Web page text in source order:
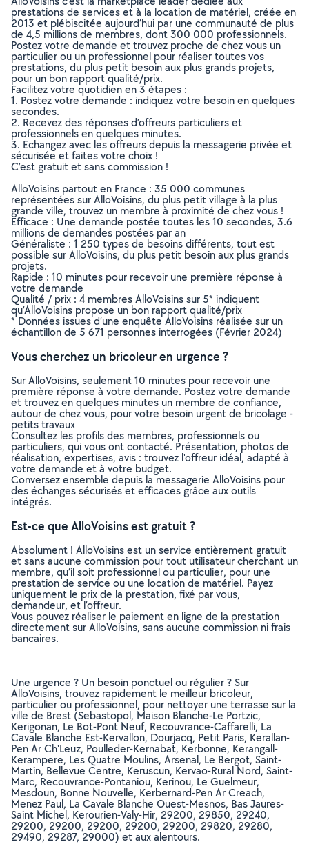
prestations de services et à la location de matériel, créée en
2013 et plébiscitée aujourd’hui par une communauté de plus
de 4,5 millions de membres, dont 300 000 professionnels.
Postez votre demande et trouvez proche de chez vous un
particulier ou un professionnel pour réaliser toutes vos
prestations, du plus petit besoin aux plus grands projets,
pour un bon rapport qualité/prix.
Facilitez votre quotidien en 3 étapes :
1. Postez votre demande : indiquez votre besoin en quelques
secondes.
2. Recevez des réponses d’offreurs particuliers et
professionnels en quelques minutes.
3. Echangez avec les offreurs depuis la messagerie privée et
sécurisée et faites votre choix !
C’est gratuit et sans commission !
AlloVoisins partout en France : 35 000 communes
représentées sur AlloVoisins, du plus petit village à la plus
grande ville, trouvez un membre à proximité de chez vous !
Efficace : Une demande postée toutes les 10 secondes, 3.6
millions de demandes postées par an
Généraliste : 1 250 types de besoins différents, tout est
possible sur AlloVoisins, du plus petit besoin aux plus grands
projets.
Rapide : 10 minutes pour recevoir une première réponse à
votre demande
Qualité / prix : 4 membres AlloVoisins sur 5* indiquent
qu’AlloVoisins propose un bon rapport qualité/prix
* Données issues d’une enquête AlloVoisins réalisée sur un
échantillon de 5 671 personnes interrogées (Février 2024)
Vous cherchez un bricoleur en urgence ?
Sur AlloVoisins, seulement 10 minutes pour recevoir une
première réponse à votre demande. Postez votre demande
et trouvez en quelques minutes un membre de confiance,
autour de chez vous, pour votre besoin urgent de bricolage -
petits travaux
Consultez les profils des membres, professionnels ou
particuliers, qui vous ont contacté. Présentation, photos de
réalisation, expertises, avis : trouvez l'offreur idéal, adapté à
votre demande et à votre budget.
Conversez ensemble depuis la messagerie AlloVoisins pour
des échanges sécurisés et efficaces grâce aux outils
intégrés.
Est-ce que AlloVoisins est gratuit ?
Absolument ! AlloVoisins est un service entièrement gratuit
et sans aucune commission pour tout utilisateur cherchant un
membre, qu’il soit professionnel ou particulier, pour une
prestation de service ou une location de matériel. Payez
uniquement le prix de la prestation, fixé par vous,
demandeur, et l’offreur.
Vous pouvez réaliser le paiement en ligne de la prestation
directement sur AlloVoisins, sans aucune commission ni frais
bancaires.
Une urgence ? Un besoin ponctuel ou régulier ? Sur
AlloVoisins, trouvez rapidement le meilleur bricoleur,
particulier ou professionnel, pour nettoyer une terrasse sur la
ville de Brest (Sebastopol, Maison Blanche-Le Portzic,
Kerigonan, Le Bot-Pont Neuf, Recouvrance-Caffarelli, La
Cavale Blanche Est-Kervallon, Dourjacq, Petit Paris, Kerallan-
Pen Ar Ch'Leuz, Poulleder-Kernabat, Kerbonne, Kerangall-
Kerampere, Les Quatre Moulins, Arsenal, Le Bergot, Saint-
Martin, Bellevue Centre, Keruscun, Kervao-Rural Nord, Saint-
Marc, Recouvrance-Pontaniou, Kerinou, Le Guelmeur,
Mesdoun, Bonne Nouvelle, Kerbernard-Pen Ar Creach,
Menez Paul, La Cavale Blanche Ouest-Mesnos, Bas Jaures-
Saint Michel, Kerourien-Valy-Hir, 29200, 29850, 29240,
29200, 29200, 29200, 29200, 29200, 29820, 29280,
29490, 29287, 29000) et aux alentours.